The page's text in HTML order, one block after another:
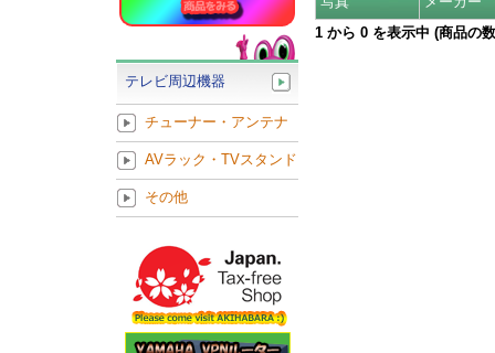
1 から 0 を表示中 (商品の
テレビ周辺機器
チューナー・アンテナ
AVラック・TVスタンド
その他